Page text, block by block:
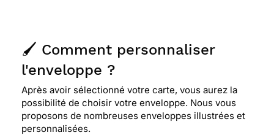
🖌️ Comment personnaliser
l'enveloppe ?
Après avoir sélectionné votre carte, vous aurez la
possibilité de choisir votre enveloppe. Nous vous
proposons de nombreuses enveloppes illustrées et
personnalisées.